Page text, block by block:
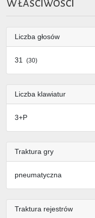
Właściwości
Liczba głosów
31 (30)
Liczba klawiatur
3+P
Traktura gry
pneumatyczna
Traktura rejestrów